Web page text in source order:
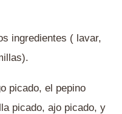
ingredientes ( lavar,
picado, el pepino
picado, ajo picado, y